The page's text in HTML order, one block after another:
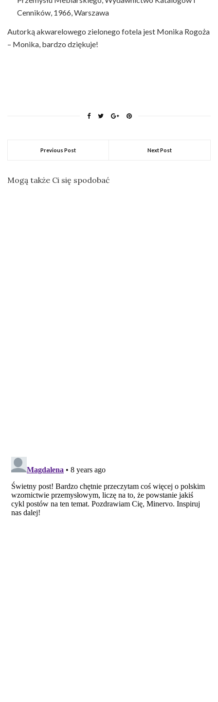
Cenników, 1966, Warszawa
Autorką akwarelowego zielonego fotela jest Monika Rogoża
– Monika, bardzo dziękuje!
Previous Post Next Post
Mogą także Ci się spodobać